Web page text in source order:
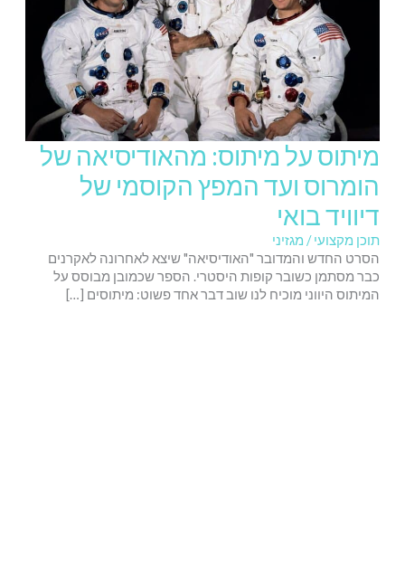
מיתוס על מיתוס: מהאודיסיאה של
הומרוס ועד המפץ הקוסמי של
דיוויד בואי
תוכן מקצועי / מגזיני
הסרט החדש והמדובר "האודיסיאה" שיצא לאחרונה לאקרנים
כבר מסתמן כשובר קופות היסטרי. הספר שכמובן מבוסס על
המיתוס היווני מוכיח לנו שוב דבר אחד פשוט: מיתוסים […]